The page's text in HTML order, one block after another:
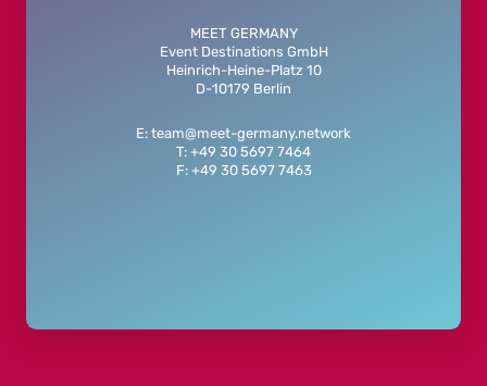
MEET GERMANY
Event Destinations GmbH
Heinrich-Heine-Platz 10
D-10179 Berlin
E: team@meet-germany.network
T: +49 30 5697 7464
F: +49 30 5697 7463